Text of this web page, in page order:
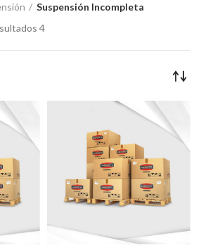
Suspensión Incompleta
4